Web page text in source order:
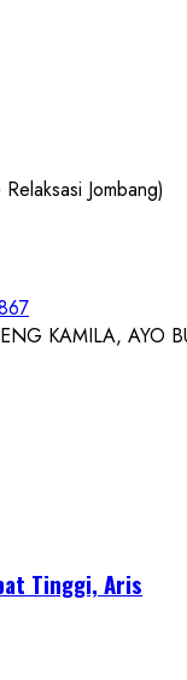
Jombang)
KAMILA, AYO
Tinggi, Aris